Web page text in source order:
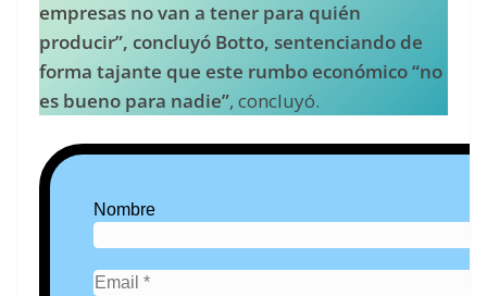
empresas no van a tener para quién
producir”, concluyó Botto, sentenciando de
forma tajante que este rumbo económico “no
es bueno para nadie”, concluyó.
Nombre